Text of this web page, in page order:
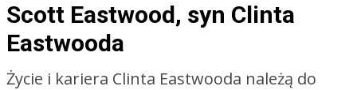
Scott Eastwood, syn Clinta
Eastwooda
Życie i kariera Clinta Eastwooda należą do